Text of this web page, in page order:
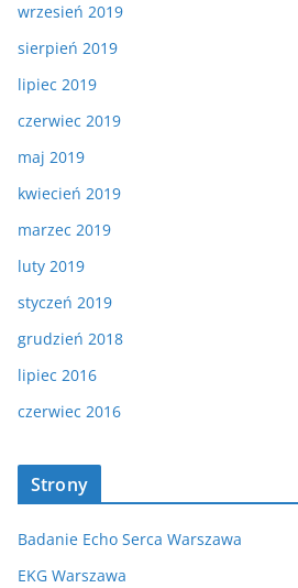
wrzesień 2019
sierpień 2019
lipiec 2019
czerwiec 2019
maj 2019
kwiecień 2019
marzec 2019
luty 2019
styczeń 2019
grudzień 2018
lipiec 2016
czerwiec 2016
Strony
Badanie Echo Serca Warszawa
EKG Warszawa